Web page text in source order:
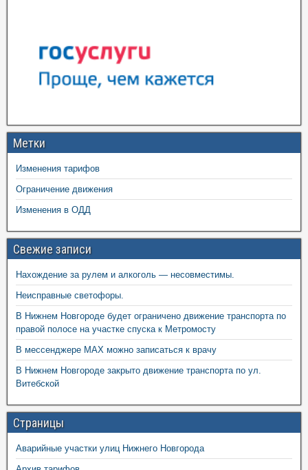
Метки
Изменения тарифов
Ограничение движения
Изменения в ОДД
Свежие записи
Нахождение за рулем и алкоголь — несовместимы.
Неисправные светофоры.
В Нижнем Новгороде будет ограничено движение транспорта по
правой полосе на участке спуска к Метромосту
В мессенджере MAX можно записаться к врачу
В Нижнем Новгороде закрыто движение транспорта по ул.
Витебской
Страницы
Аварийные участки улиц Нижнего Новгорода